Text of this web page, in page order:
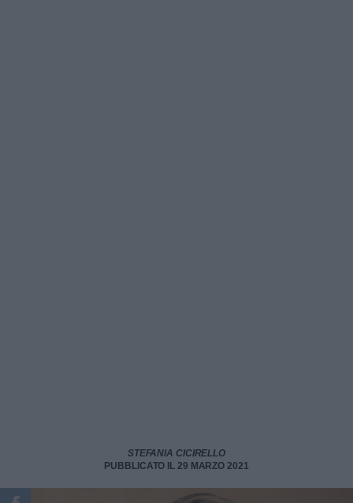
STEFANIA CICIRELLO
PUBBLICATO IL 29 MARZO 2021